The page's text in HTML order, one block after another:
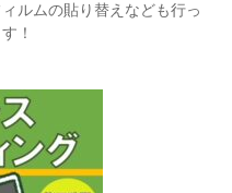
ルムの貼り替えなども行っ
！